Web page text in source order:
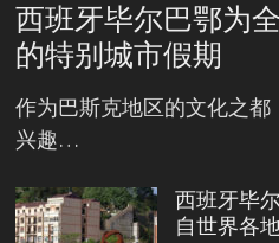
西班牙毕尔巴鄂为
的特别城市假期
作为巴斯克地区的文化之
兴趣…
西班牙毕
自世界各